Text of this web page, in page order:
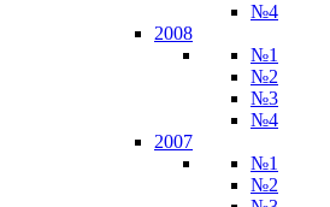
№4
2008
№1
№2
№3
№4
2007
№1
№2